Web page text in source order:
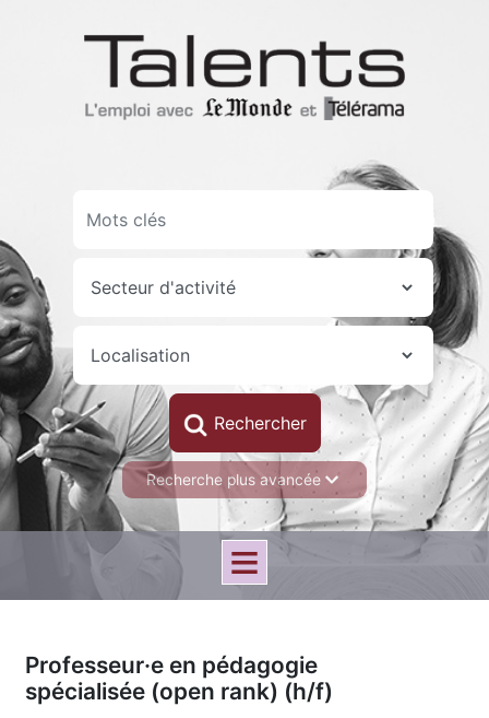
Recherche plus avancée
Professeur·e en pédagogie
spécialisée (open rank) (h/f)